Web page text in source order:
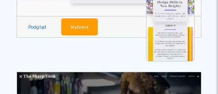
Podgląd Wybierz